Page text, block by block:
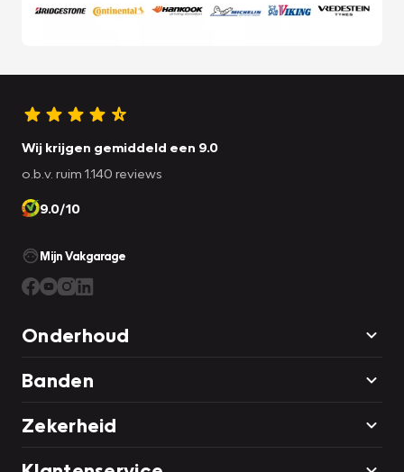
Wij krijgen gemiddeld een 9.0
o.b.v. ruim 1.140 reviews
9.0/10
Mijn Vakgarage
Onderhoud
Banden
Zekerheid